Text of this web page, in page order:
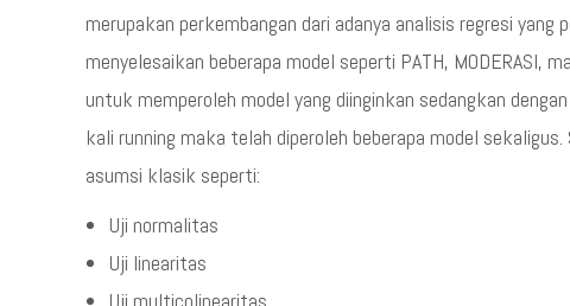
merupakan perkembangan dari adanya analisis regresi
menyelesaikan beberapa model seperti PATH, MODERASI,
untuk memperoleh model yang diinginkan sedangkan
kali running maka telah diperoleh beberapa model
asumsi klasik seperti:
Uji normalitas
Uji linearitas